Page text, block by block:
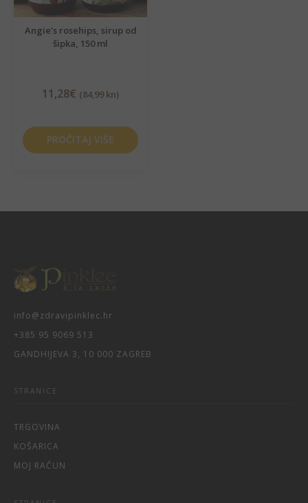
Angie’s rosehips, sirup od
šipka, 150 ml
11,28€ (84,99 kn)
PROČITAJ VIŠE
info@zdravipinklec.hr
+385 95 9069 513
GANDHIJEVA 3, 10 000 ZAGREB
STRANICE
TRGOVINA
KOŠARICA
MOJ RAČUN